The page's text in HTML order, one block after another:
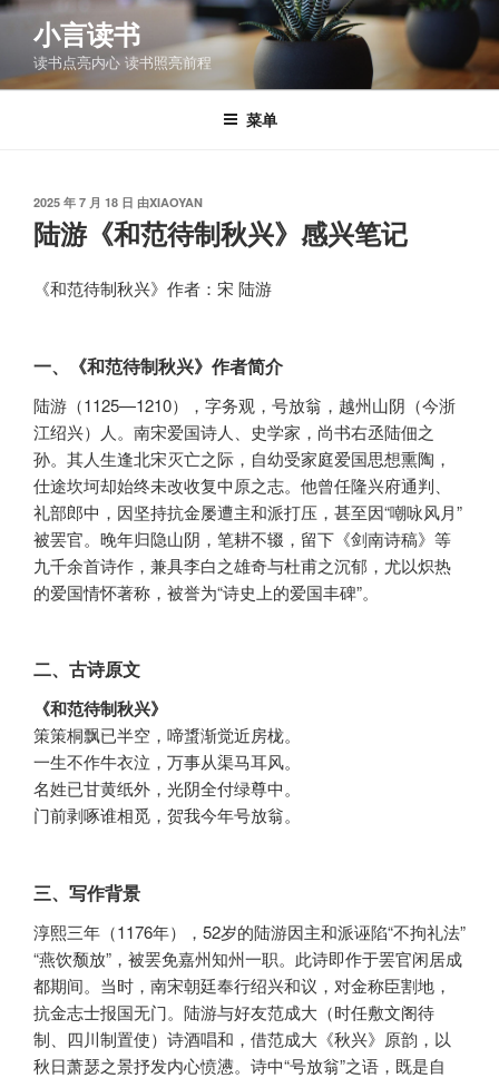
跳
容
小言读书
读书点亮内心 读书照亮前程
菜单
发
布
于
2025 年 7 月 18 日 由XIAOYAN
陆游《和范待制秋兴》感兴笔记
《和范待制秋兴》作者：宋 陆游
一、《和范待制秋兴》作者简介
陆游（1125—1210），字务观，号放翁，越州山阴（今浙
江绍兴）人。南宋爱国诗人、史学家，尚书右丞陆佃之
孙。其人生逢北宋灭亡之际，自幼受家庭爱国思想熏陶，
仕途坎坷却始终未改收复中原之志。他曾任隆兴府通判、
礼部郎中，因坚持抗金屡遭主和派打压，甚至因“嘲咏风月”
被罢官。晚年归隐山阴，笔耕不辍，留下《剑南诗稿》等
九千余首诗作，兼具李白之雄奇与杜甫之沉郁，尤以炽热
的爱国情怀著称，被誉为“诗史上的爱国丰碑”。
二、古诗原文
《和范待制秋兴》
策策桐飘已半空，啼螀渐觉近房栊。
一生不作牛衣泣，万事从渠马耳风。
名姓已甘黄纸外，光阴全付绿尊中。
门前剥啄谁相觅，贺我今年号放翁。
三、写作背景
淳熙三年（1176年），52岁的陆游因主和派诬陷“不拘礼法”
“燕饮颓放”，被罢免嘉州知州一职。此诗即作于罢官闲居成
都期间。当时，南宋朝廷奉行绍兴和议，对金称臣割地，
抗金志士报国无门。陆游与好友范成大（时任敷文阁待
制、四川制置使）诗酒唱和，借范成大《秋兴》原韵，以
秋日萧瑟之景抒发内心愤懑。诗中“号放翁”之语，既是自